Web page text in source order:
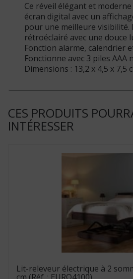
Ce réveil élégant et moderne
écran digital avec un
pour une meilleure visibilité.
rétroéclairé avec une douce
Fonction alarme, calendrier
Fonctionne avec 3 piles AAA
Dimensions : 13,2 x 4,5 x 7,5
CES PRODUITS
INTÉRESSER
Lit-releveur électrique à 2